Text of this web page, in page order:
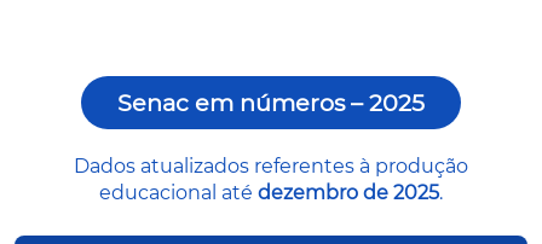
Senac em números – 2025
Dados atualizados referentes à produção
educacional até dezembro de 2025.